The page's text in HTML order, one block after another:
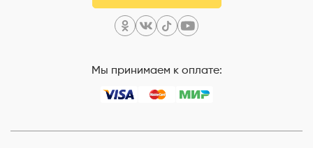
Мы принимаем к оплате: